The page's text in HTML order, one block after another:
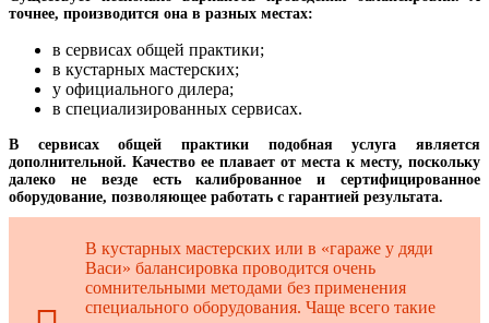
точнее, производится она в разных местах:
в сервисах общей практики;
в кустарных мастерских;
у официального дилера;
в специализированных сервисах.
В сервисах общей практики подобная услуга является
дополнительной. Качество ее плавает от места к месту, поскольку
далеко не везде есть калиброванное и сертифицированное
оборудование, позволяющее работать с гарантией результата.
В кустарных мастерских или в «гараже у дяди
Васи» балансировка проводится очень
сомнительными методами без применения
специального оборудования. Чаще всего такие